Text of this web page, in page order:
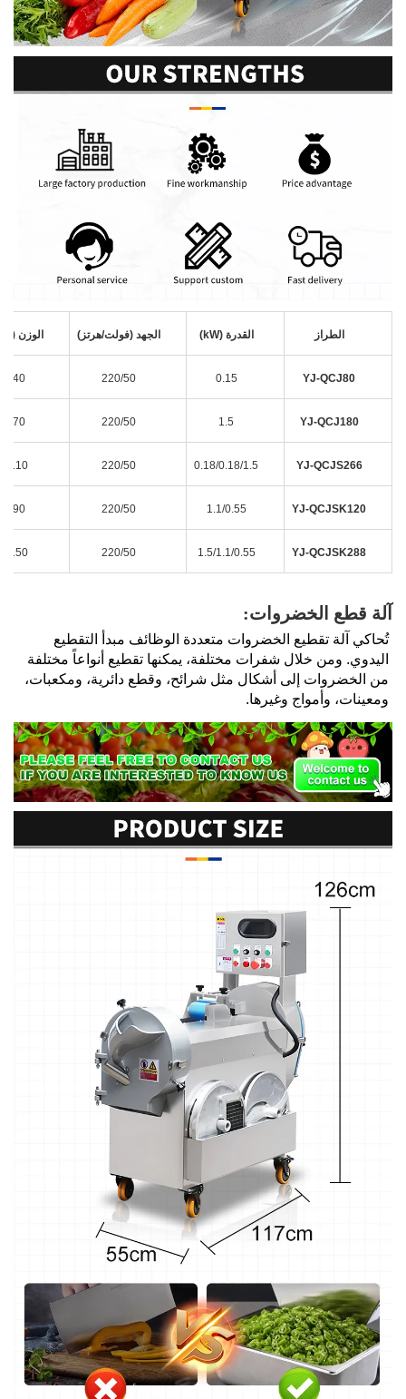
الطراز القدرة (kW) الجهد (فولت/هرتز) الوزن
YJ-QCJ80
0.15
220/50
40
YJ-QCJ180
1.5
220/50
70
YJ-QCJS266
0.18/0.18/1.5
220/50
110
YJ-QCJSK120
1.1/0.55
220/50
90
YJ-QCJSK288
1.5/1.1/0.55
220/50
150
آلة قطع الخضروات:
ومعينات، وأمواج وغيرها.